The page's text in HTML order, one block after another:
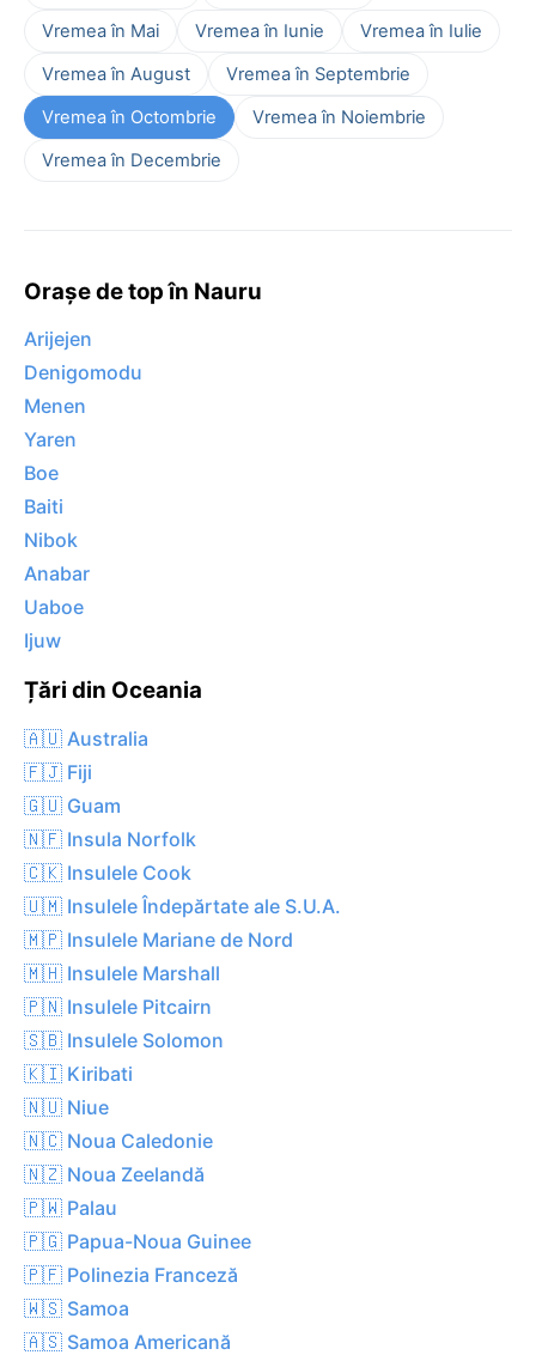
Vremea în Mai Vremea în Iunie
Vremea în Iulie
Vremea în August
Vremea în Septembrie
Vremea în Octombrie
Vremea în Noiembrie
Vremea în Decembrie
Orașe de top în Nauru
Arijejen
Denigomodu
Menen
Yaren
Boe
Baiti
Nibok
Anabar
Uaboe
Ijuw
Țări din Oceania
🇦🇺 Australia
🇫🇯 Fiji
🇬🇺 Guam
🇳🇫 Insula Norfolk
🇨🇰 Insulele Cook
🇺🇲 Insulele Îndepărtate ale S.U.A.
🇲🇵 Insulele Mariane de Nord
🇲🇭 Insulele Marshall
🇵🇳 Insulele Pitcairn
🇸🇧 Insulele Solomon
🇰🇮 Kiribati
🇳🇺 Niue
🇳🇨 Noua Caledonie
🇳🇿 Noua Zeelandă
🇵🇼 Palau
🇵🇬 Papua-Noua Guinee
🇵🇫 Polinezia Franceză
🇼🇸 Samoa
🇦🇸 Samoa Americană